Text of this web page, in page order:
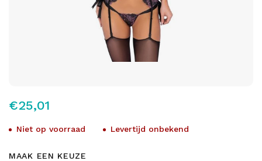
€25,01
Niet op voorraad Levertijd onbekend
MAAK EEN KEUZE